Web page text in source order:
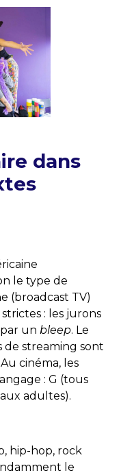
dans
le type de
(broadcast TV)
: les jurons
par unbleep. Le
de streaming sont
cinéma, les
: G (tous
adultes).
hip-hop, rock
le